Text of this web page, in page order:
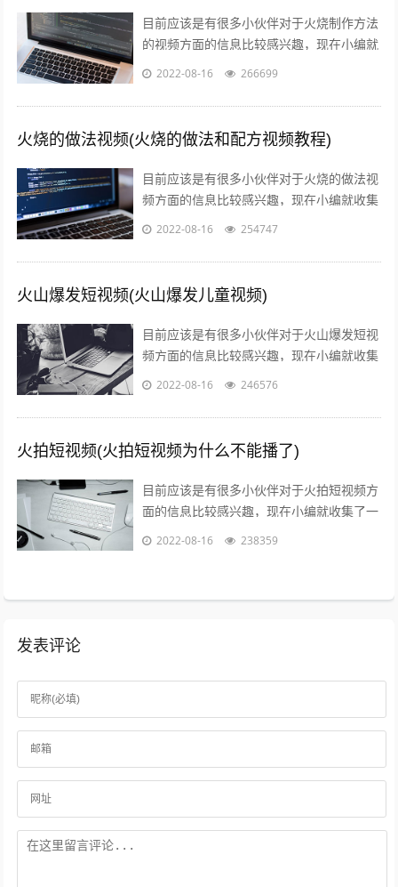
目前应该是有很多小伙伴对于火烧制作方法
的视频方面的信息比较感兴趣，现在小编就
收集了一些与叉子火烧的制作方法和视频相
2022-08-16 266699
火烧的做法视频(火烧的做法和配方视频教程)
目前应该是有很多小伙伴对于火烧的做法视
频方面的信息比较感兴趣，现在小编就收集
了一些与火烧的做法和配方视频教程相关的
2022-08-16 254747
火山爆发短视频(火山爆发儿童视频)
目前应该是有很多小伙伴对于火山爆发短视
频方面的信息比较感兴趣，现在小编就收集
了一些与火山爆发儿童视频相关的信息来分
2022-08-16 246576
火拍短视频(火拍短视频为什么不能播了)
目前应该是有很多小伙伴对于火拍短视频方
面的信息比较感兴趣，现在小编就收集了一
些与火拍短视频为什么不能播了相关的信息
2022-08-16 238359
发表评论